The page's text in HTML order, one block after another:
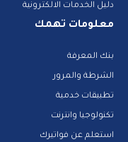
دليل الخدمات الالكترونية
معلومات تهمك
بنك المعرفة
الشرطة والمرور
تطبيقات خدمية
تكنولوجيا وانترنت
استعلم عن فواتيرك